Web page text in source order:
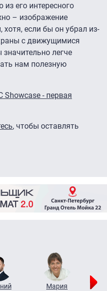
его интересного
– изображение
если бы он убрал из-
с движущимися
легче
нам полезную
Showcase - первая
, чтобы оставлять
Мария